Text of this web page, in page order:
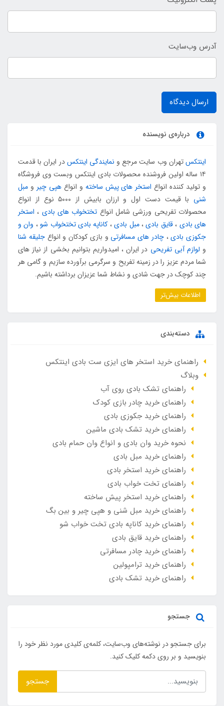
آدرس وب‌سایت
ارسال دیدگاه
درباره‌ی نویسنده
اینتکستهران وب سایت مرجع و نمایندگی اینتکسدر ایران با قدمت
۱۴ ساله اولین فروشنده محصولات بادی اینتکس وبست وی فروشگاه
و تولید کننده انواع استخر های پیش ساخته و انواعهپی چیر و مبل
شنی
با قیمت دست اول و ارزان بابیش از ۵۰۰۰ نوع از انواع
محصولات تفریحی ورزشی شامل انواع تختخواب های بادی ، استخر
های بادی ،قایق بادی،مبل بادی، کاناپه بادی تختخواب شو، وان و
جکوزی بادی،چادر های مسافرتی و بازی کودکان و انواعجلیقه شنا
و لوازم آبی تفریحی در ایران ، امیدواریم بتوانیم بخشی از نیاز های
شما مردم عزیز را در زمینه تفریح و سرگرمی برآورده سازیم و گامی هر
چند کوچک در جهت شادی و نشاط شما عزیزان برداشته باشیم.
اطلاعات بیش‌تر
دسته‌بندی
راهنمای خرید استخر های ایزی ست بادی اینتکس
وبلاگ
راهنمای تشک بادی روی آب
راهنمای خرید چادر بازی کودک
راهنمای خرید جکوزی بادی
راهنمای خرید تشک بادی ماشین
نحوه خرید وان بادی و انواع وان حمام بادی
راهنمای خرید مبل بادی
راهنمای خرید استخر بادی
راهنمای تخت خواب بادی
راهنمای خرید استخر پیش ساخته
راهنمای خرید مبل شنی و هپی چیر و بین بگ
راهنمای خرید کاناپه بادی تخت خواب شو
راهنمای خرید قایق بادی
راهنمای خرید چادر مسافرتی
راهنمای خرید ترامپولین
راهنمای خرید تشک بادی
جستجو
برای جستجو در نوشته‌های وب‌سایت، کلمه‌ی کلیدی مورد نظر خود را
بنویسید و بر روی دکمه کلیک کنید.
جستجو